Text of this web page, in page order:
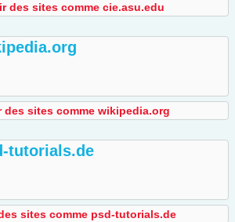
des sites comme cie.asu.edu
des sites comme wikipedia.org
tutorials.de
sites comme psd-tutorials.de